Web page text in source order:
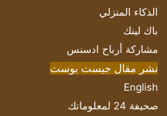
الذكاء المنزلي
باك لينك
مشاركة أرباح ادسنس
نشر مقال جيست بوست
English
صحيفة 24 لمعلوماتك